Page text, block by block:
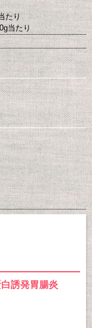
たり
当たり
誘発胃腸炎